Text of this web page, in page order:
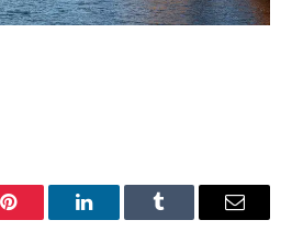
Pinterest LinkedInTumblr Email